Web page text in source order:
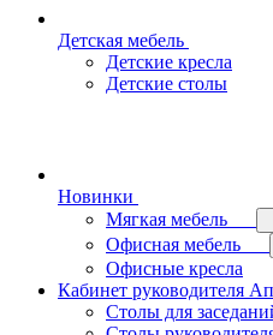
Детская мебель
Детские кресла
Детские столы
Новинки
Мягкая мебель
Офисная мебель
Офисные кресла
Кабинет руководителя
Столы для